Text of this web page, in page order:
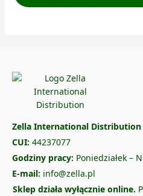
Zella International Distribution
CUI: 44237077
Godziny pracy: Poniedziałek –
E-mail: info@zella.pl
Sklep działa wyłącznie online.